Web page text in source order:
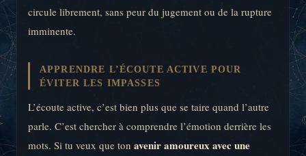
circule librement, sans peur du jugement ou de la rupture
imminente.
APPRENDRE L’ÉCOUTE ACTIVE POUR
ÉVITER LES IMPASSES
L’écoute active, c’est bien plus que se taire quand l’autre
parle. C’est chercher à comprendre l’émotion derrière les
mots. Si tu veux que ton avenir amoureux avec une